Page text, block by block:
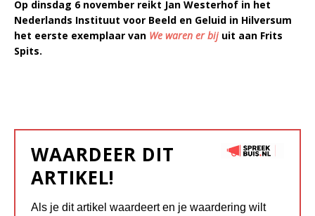
Op dinsdag 6 november reikt Jan Westerhof in het
Nederlands Instituut voor Beeld en Geluid in Hilversum
het eerste exemplaar van We waren er bij uit aan Frits
Spits.
WAARDEER DIT
ARTIKEL!
Als je dit artikel waardeert en je waardering wilt